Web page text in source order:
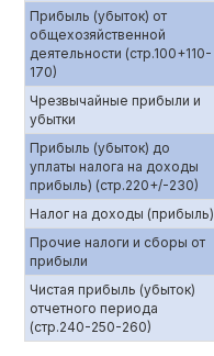
Прибыль (убыток) от
общехозяйственной
деятельности (стр.100+110-
170)
Чрезвычайные прибыли и
убытки
Прибыль (убыток) до
уплаты налога на доходы
прибыль) (стр.220+/-230)
Налог на доходы (прибыль)
Прочие налоги и сборы от
прибыли
Чистая прибыль (убыток)
отчетного периода
(стр.240-250-260)